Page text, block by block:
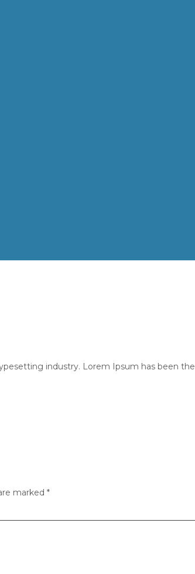
industry. Lorem Ipsum has been the
marked *